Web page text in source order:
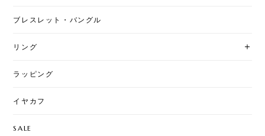
ブレスレット・バングル
リング
ラッピング
イヤカフ
SALE